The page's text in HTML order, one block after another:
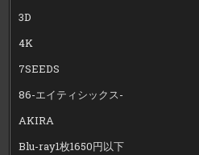
3D
4K
7SEEDS
86-エイティシックス-
AKIRA
Blu-ray1枚1650円以下